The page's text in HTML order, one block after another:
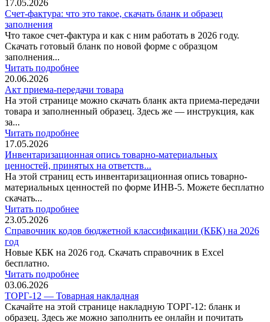
17.05.2026
Счет-фактура: что это такое, скачать бланк и образец
заполнения
Что такое счет-фактура и как с ним работать в 2026 году.
Скачать готовый бланк по новой форме с образцом
заполнения...
Читать подробнее
20.06.2026
Акт приема-передачи товара
На этой странице можно скачать бланк акта приема-передачи
товара и заполненный образец. Здесь же — инструкция, как
за...
Читать подробнее
17.05.2026
Инвентаризационная опись товарно-материальных
ценностей, принятых на ответств...
На этой страниц есть инвентаризационная опись товарно-
материальных ценностей по форме ИНВ-5. Можете бесплатно
скачать...
Читать подробнее
23.05.2026
Справочник кодов бюджетной классификации (КБК) на 2026
год
Новые КБК на 2026 год. Скачать справочник в Excel
бесплатно.
Читать подробнее
03.06.2026
ТОРГ-12 — Товарная накладная
Скачайте на этой странице накладную ТОРГ-12: бланк и
образец. Здесь же можно заполнить ее онлайн и почитать